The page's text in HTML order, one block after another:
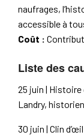
naufrages,
accessible à
Coût :
Liste des
25 juin | Histoire
Landry, historien
30 juin | Clin